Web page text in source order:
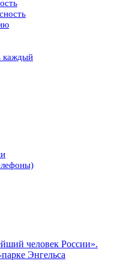
каждый
человек России».
Энгельса